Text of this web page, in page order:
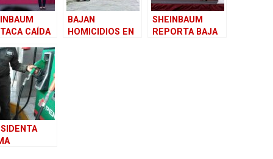
CAÍDA
PARA
BAJAN
HOMICIDIOS EN
SHEINBAUM
REPORTA BAJA